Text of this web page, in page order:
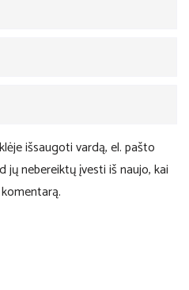
išsaugoti vardą, el. pašto
jų nebereiktų įvesti iš naujo, kai